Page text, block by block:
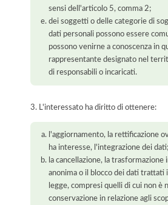
sensi dell'articolo 5, comma 2;
dei soggetti o delle categorie di
dati personali possono essere
possono venirne a conoscenza in
rappresentante designato nel
di responsabili o incaricati.
3. L'interessato ha diritto di ottenere:
l'aggiornamento, la rettificazione
ha interesse, l'integrazione dei dati;
la cancellazione, la trasformazione
anonima o il blocco dei dati trattati
legge, compresi quelli di cui non è
conservazione in relazione agli